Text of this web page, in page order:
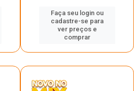
Faça seu login ou
cadastre-se para
ver preços e
comprar